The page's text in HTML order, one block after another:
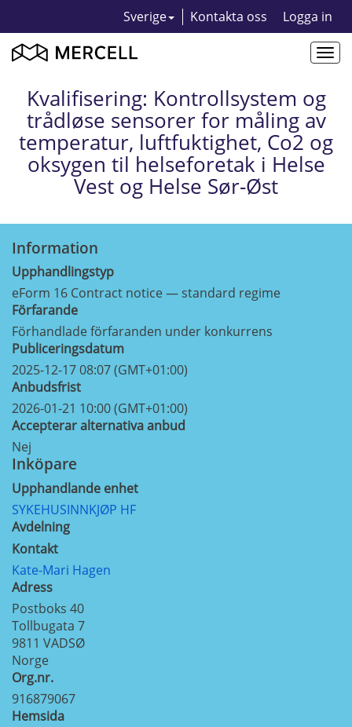
Sverige Kontakta oss Logga in
Kvalifisering: Kontrollsystem og
trådløse sensorer for måling av
temperatur, luftfuktighet, Co2 og
oksygen til helseforetak i Helse
Vest og Helse Sør-Øst
Information
Upphandlingstyp
eForm 16 Contract notice — standard regime
Förfarande
Förhandlade förfaranden under konkurrens
Publiceringsdatum
2025-12-17 08:07 (GMT+01:00)
Anbudsfrist
2026-01-21 10:00 (GMT+01:00)
Accepterar alternativa anbud
Nej
Inköpare
Upphandlande enhet
SYKEHUSINNKJØP HF
Avdelning
Kontakt
Kate-Mari Hagen
Adress
Postboks 40
Tollbugata 7
9811 VADSØ
Norge
Org.nr.
916879067
Hemsida